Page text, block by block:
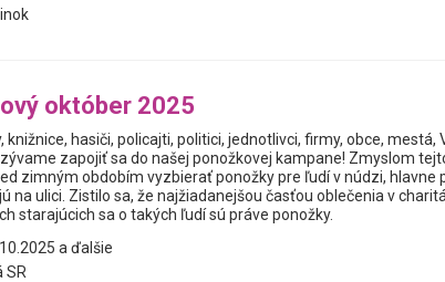
október 2025
knižnice, hasiči, policajti, politici, jednotlivci, firmy, obce, mestá,
zapojiť sa do našej ponožkovej kampane! Zmyslom
zimným obdobím vyzbierať ponožky pre ľudí v núdzi, hlavne
na ulici. Zistilo sa, že najžiadanejšou časťou oblečenia v
starajúcich sa o takých ľudí sú práve ponožky.
a ďalšie
SR